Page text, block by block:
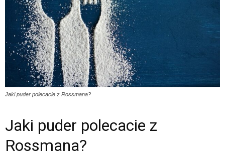
Jaki puder polecacie z Rossmana?
Jaki puder polecacie z
Rossmana?